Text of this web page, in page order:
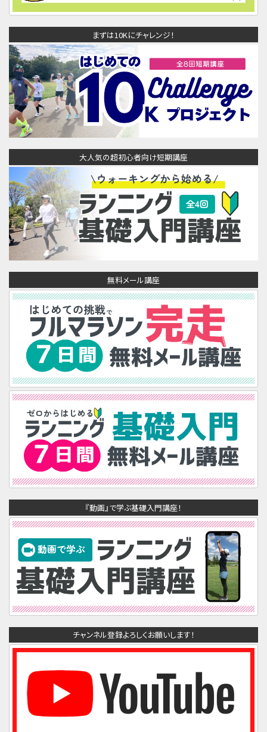
まずは10Kにチャレンジ！
大人気の超初心者向け短期講座
無料メール講座
『動画』で学ぶ基礎入門講座！
チャンネル登録よろしくお願いします！